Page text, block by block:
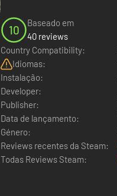
10
Baseado em
40 reviews
Country Compatibility:
Idiomas:
Instalação:
Developer:
Publisher:
Data de lançamento:
Género:
Reviews recentes da Steam:
Todas Reviews Steam: